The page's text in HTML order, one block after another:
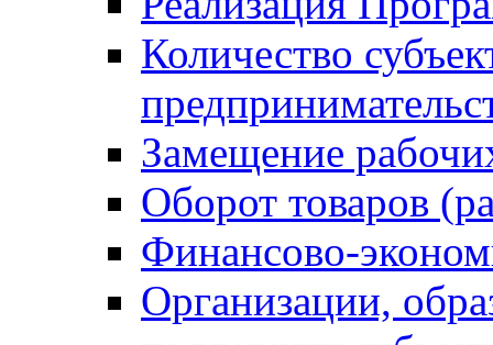
Количество
Замещение
Оборот товаров
Финансово-
Организации,